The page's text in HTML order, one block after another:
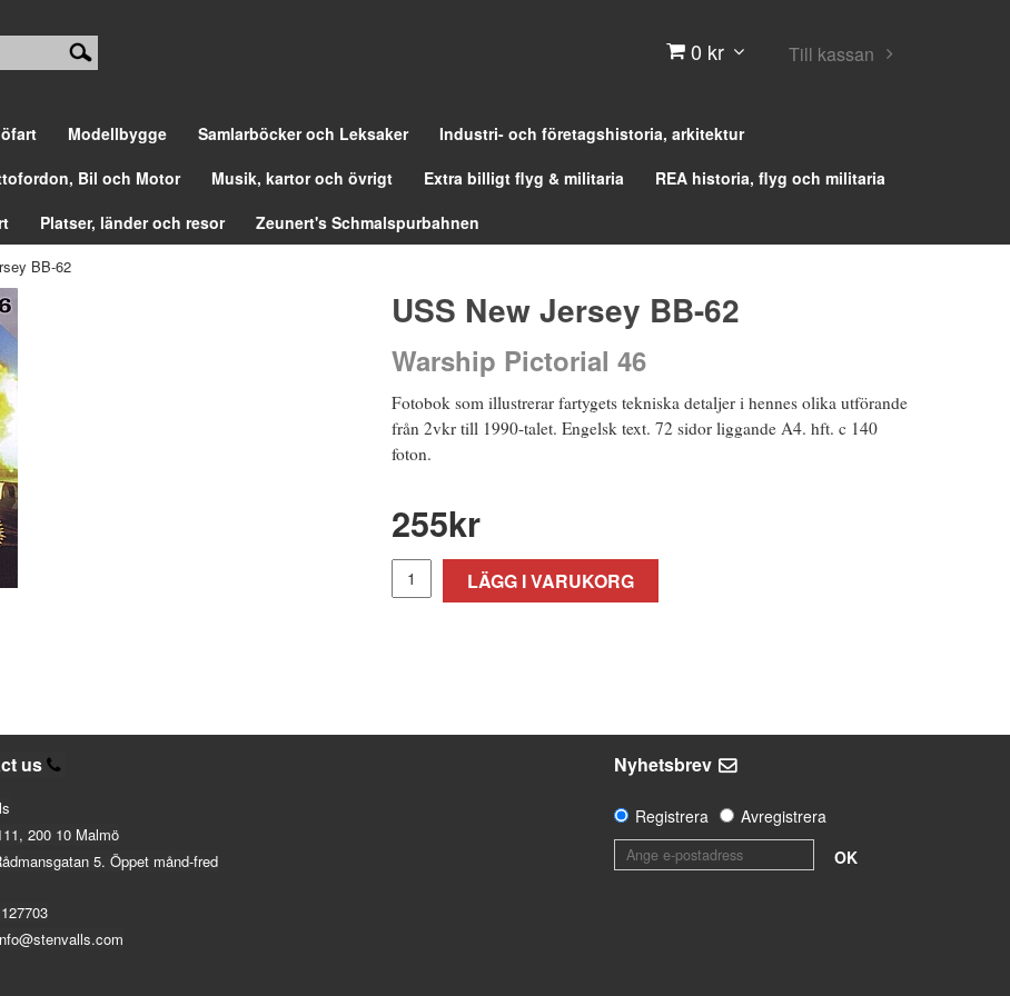
0 kr Till kassan
Modellbygge Samlarböcker och Leksaker
Industri- och företagshistoria, arkitektur
Bil och Motor Musik, kartor och övrigt Extra billigt flyg & militaria
REA historia, flyg och militaria
Platser, länder och resor Zeunert's Schmalspurbahnen
BB-62
USS New Jersey BB-62
Warship Pictorial 46
Fotobok som illustrerar fartygets tekniska detaljer i hennes olika utförande
från 2vkr till 1990-talet. Engelsk text. 72 sidor liggande A4. hft. c 140
foton.
255kr
LÄGG I VARUKORG
us
200 10 Malmö
5. Öppet månd-fred
Nyhetsbrev
Registrera
Avregistrera
OK